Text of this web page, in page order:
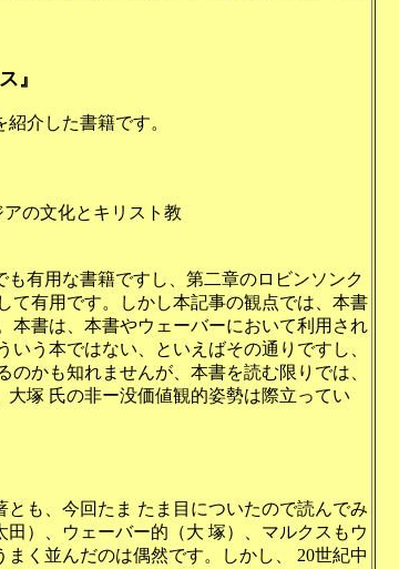
』
介した書籍です。
の文化とキリスト教
有用な書籍ですし、第二章のロビンソンク
て有用です。しかし本記事の観点では、本書
本書は、本書やウェーバーにおいて利用され
う本ではない、といえばその通りですし、
かも知れませんが、本書を読む限りでは、
塚 氏の非ー没価値観的姿勢は際立ってい
も、今回たま たま目についたので読んでみ
）、ウェーバー的（大 塚）、マルクスもウ
く並んだのは偶然です。しかし、 20世紀中